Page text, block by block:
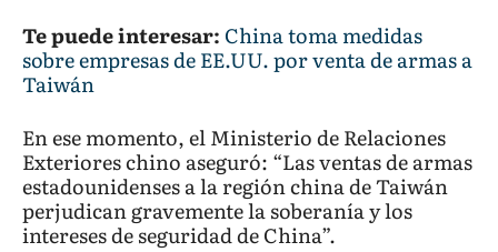
Te puede interesar: China toma medidas
sobre empresas de EE.UU. por venta de armas a
Taiwán
En ese momento, el Ministerio de Relaciones
Exteriores chino aseguró: “Las ventas de armas
estadounidenses a la región china de Taiwán
perjudican gravemente la soberanía y los
intereses de seguridad de China”.